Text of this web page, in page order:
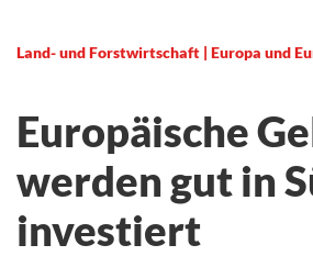
Land- und Forstwirtschaft | Europa und
Europäische
werden gut in
investiert